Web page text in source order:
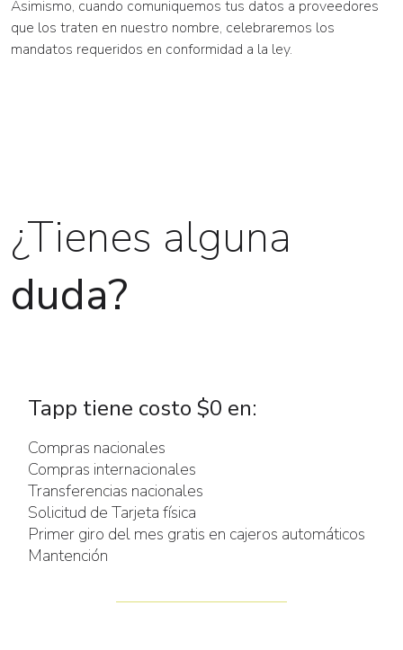
Asimismo, cuando comuniquemos tus datos a proveedores
que los traten en nuestro nombre, celebraremos los
mandatos requeridos en conformidad a la ley.
¿Tienes alguna
duda?
Tapp tiene costo $0 en:
Compras nacionales
Compras internacionales
Transferencias nacionales
Solicitud de Tarjeta física
Primer giro del mes gratis en cajeros automáticos
Mantención